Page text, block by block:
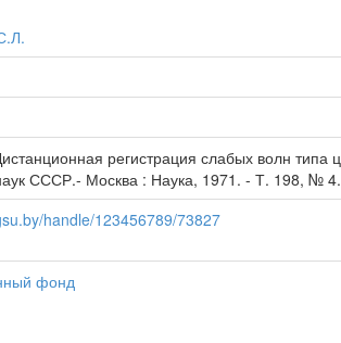
регистрация слабых волн
СССР.- Москва : Наука, 1971. - Т. 198, №
handle/123456789/73827
фонд